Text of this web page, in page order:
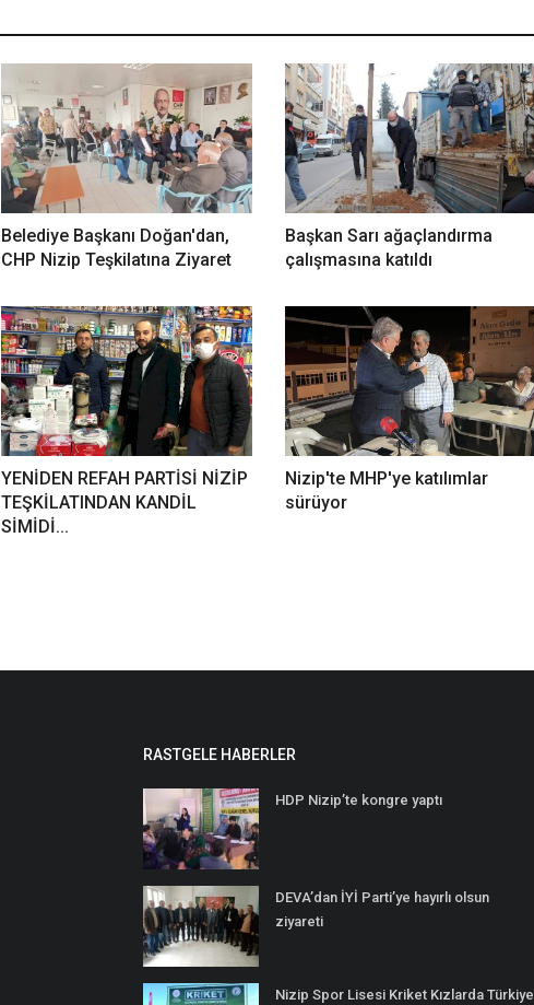
Belediye Başkanı Doğan'dan,
CHP Nizip Teşkilatına Ziyaret
Başkan Sarı ağaçlandırma
çalışmasına katıldı
YENİDEN REFAH PARTİSİ NİZİP
TEŞKİLATINDAN KANDİL
SİMİDİ...
Nizip'te MHP'ye katılımlar
sürüyor
RASTGELE HABERLER
HDP Nizip’te kongre yaptı
DEVA’dan İYİ Parti’ye hayırlı olsun
ziyareti
Nizip Spor Lisesi Kriket Kızlarda Türkiye